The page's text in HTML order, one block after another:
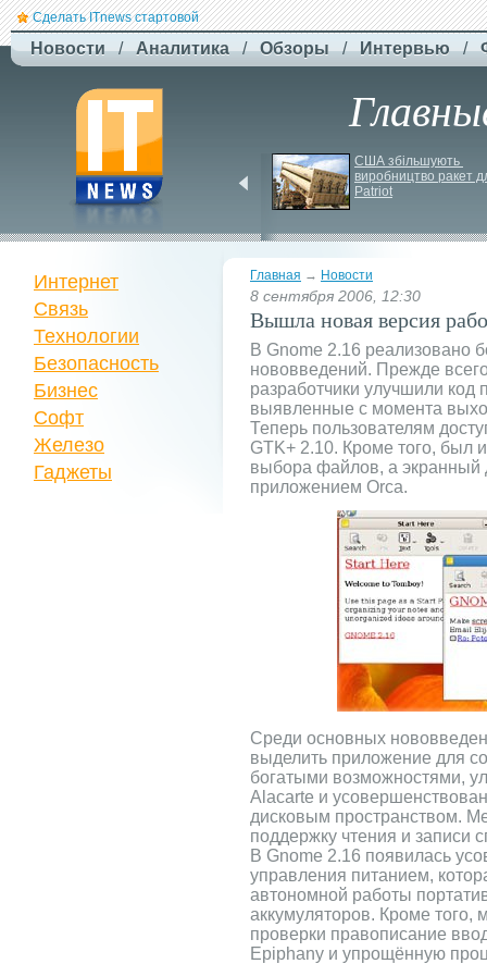
Сделать ITnews стартовой
Новости / Аналитика / Обзоры / Интервью /
серію міських квестів
маршрутами трамваїв
США збільшують
виробництво ракет
Patriot
Главная → Новости
8 сентября 2006, 12:30
Вышла новая версия
В Gnome 2.16 реализовано
нововведений. Прежде
разработчики улучшили код
выявленные с момента
Теперь пользователям
GTK+ 2.10. Кроме того, был
выбора файлов, а экранный
приложением Orca.
Среди основных
выделить приложение для
богатыми возможностями,
Alacarte и
дисковым пространством.
поддержку чтения и записи
В Gnome 2.16 появилась
управления питанием,
автономной работы
аккумуляторов. Кроме того,
проверки правописание
Epiphany и упрощённую
Интернет
Связь
Технологии
Безопасность
Бизнес
Софт
Железо
Гаджеты